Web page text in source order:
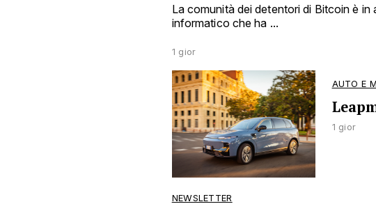
La comunità dei detentori di Bitcoin è
informatico che ha ...
1 gior
AUTO E
1 gior
NEWSLETTER